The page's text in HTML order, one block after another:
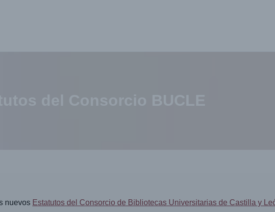
nuevos Estatutos del Consorcio de Bibliotecas Universitarias de Castilla y